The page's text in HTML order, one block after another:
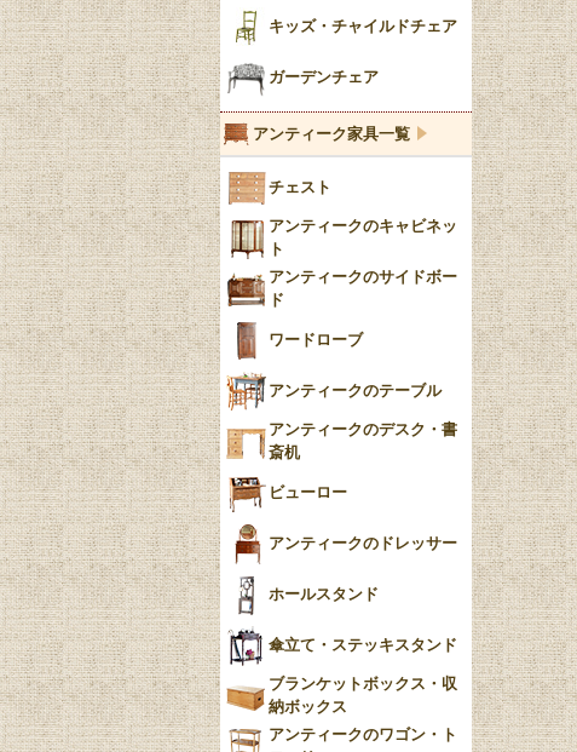
陶器の人形
キャンドルホルダー
イマリ（IMARI）
ブルー＆ホワイト
ブルーウィローパターン
Blue）
YUAN
チンツ
クリノリン
キッズ・チャイルドチェア
ガーデンチェア
アンティーク家具一覧
チェスト
アンティークのキャビネッ
ト
アンティークのサイドボー
ド
ワードローブ
アンティークのテーブル
アンティークのデスク・書
斎机
ビューロー
アンティークのドレッサー
ホールスタンド
傘立て・ステッキスタンド
ブランケットボックス・収
納ボックス
アンティークのワゴン・ト